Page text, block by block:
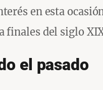
en esta
finales del siglo
el pasado